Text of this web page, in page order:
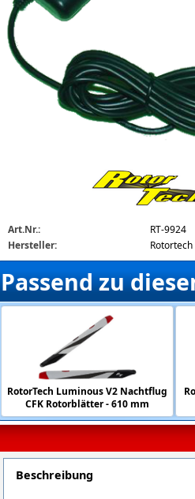
funkey-car-charger-9924-detail.png
Art.Nr.:
RT-9924
Hersteller:
Rotortech
Passend zu
RotorTech Luminous V2 Nachtflug
CFK Rotorblätter - 610 mm
Beschreibung